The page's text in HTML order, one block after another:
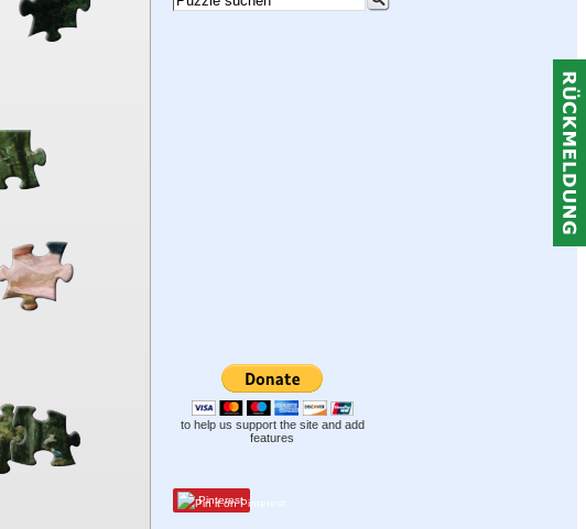
to help us support the site and add
features
Pinterest